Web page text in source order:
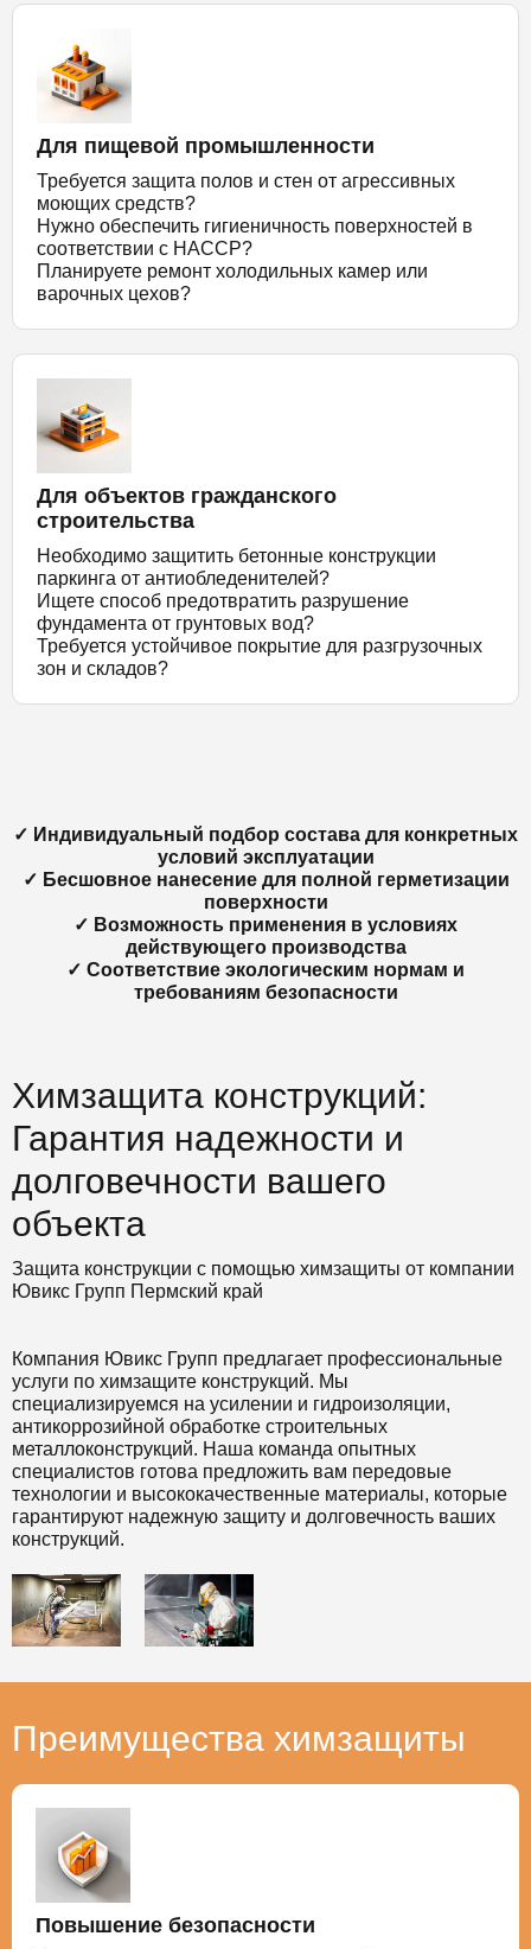
Для пищевой промышленности
Требуется защита полов и стен от агрессивных
моющих средств?
Нужно обеспечить гигиеничность поверхностей в
соответствии с HACCP?
Планируете ремонт холодильных камер или
варочных цехов?
Для объектов гражданского
строительства
Необходимо защитить бетонные конструкции
паркинга от антиобледенителей?
Ищете способ предотвратить разрушение
фундамента от грунтовых вод?
Требуется устойчивое покрытие для разгрузочных
зон и складов?
✓ Индивидуальный подбор состава для конкретных
условий эксплуатации
✓ Бесшовное нанесение для полной герметизации
поверхности
✓ Возможность применения в условиях
действующего производства
✓ Соответствие экологическим нормам и
требованиям безопасности
Химзащита конструкций:
Гарантия надежности и
долговечности вашего
объекта
Защита конструкции с помощью химзащиты от компании
Ювикс Групп Пермский край
Компания Ювикс Групп предлагает профессиональные
услуги по химзащите конструкций. Мы
специализируемся на усилении и гидроизоляции,
антикоррозийной обработке строительных
металлоконструкций. Наша команда опытных
специалистов готова предложить вам передовые
технологии и высококачественные материалы, которые
гарантируют надежную защиту и долговечность ваших
конструкций.
Преимущества химзащиты
Повышение безопасности